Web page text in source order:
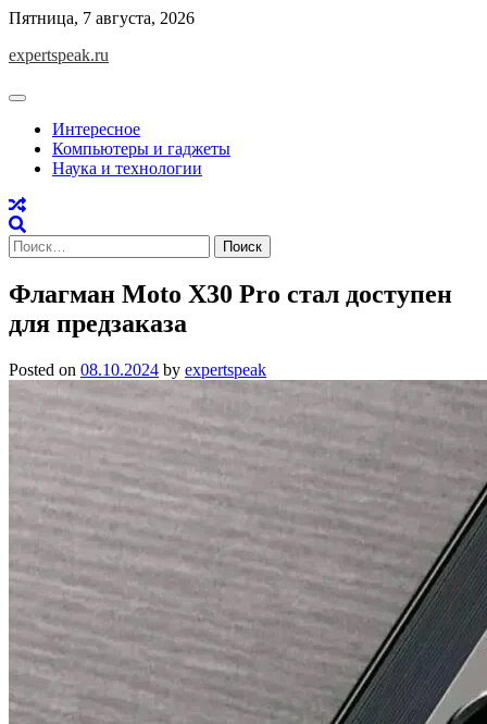
Skip
content
Пятница, 7 августа, 2026
expertspeak.ru
Интересное
Компьютеры и гаджеты
Наука и технологии
Найти:
Флагман Moto X30 Pro стал доступен
для предзаказа
Posted on 08.10.2024 by expertspeak